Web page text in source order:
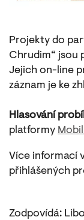
Projekty do
Chrudim“ jsou
Jejich on-line
záznam je ke
Hlasování
platformy
Více informací
přihlášených
Zodpovídá: